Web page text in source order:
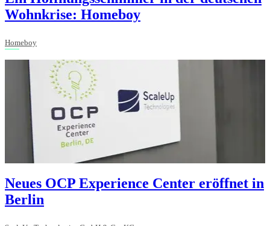
Wohnkrise: Homeboy
Homeboy
Neues OCP Experience Center eröffnet in
Berlin